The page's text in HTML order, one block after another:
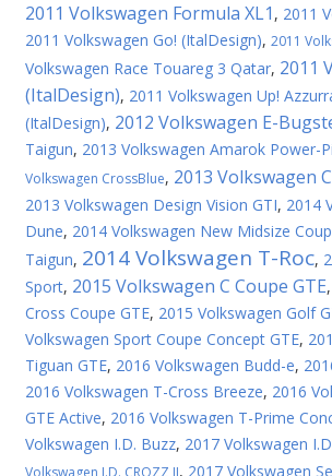
2011 Volkswagen Formula XL1 , 2011
2011 Volkswagen Gо! (ItalDesign), 2011
Volkswagen Race Touareg 3 Qatar, 2011
(ItalDesign), 2011 Volkswagen Up!
(ItalDesign), 2012 Volkswagen E-
Taigun, 2013 Volkswagen Amarok Power-
Volkswagen CrossBlue, 2013 Volkswagen
2013 Volkswagen Design Vision GTI, 2014
Dune, 2014 Volkswagen New Midsize
Taigun, 2014 Volkswagen T-Roc,
Sport, 2015 Volkswagen C Coupe GTE,
Cross Coupe GTE, 2015 Volkswagen Golf
Volkswagen Sport Coupe Concept GTE,
Tiguan GTE, 2016 Volkswagen Budd-e,
2016 Volkswagen T-Cross Breeze, 2016
GTE Active, 2016 Volkswagen T-Prime
Volkswagen I.D. Buzz, 2017 Volkswagen
Volkswagen I.D. CROZZ II, 2017 Volkswagen